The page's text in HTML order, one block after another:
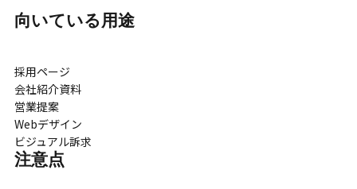
向いている用途
採用ページ
会社紹介資料
営業提案
Webデザイン
ビジュアル訴求
注意点